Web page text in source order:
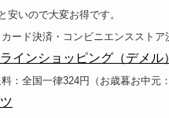
安いので大変お得です。
ード決済・コンビニエンススト
インショッピング（デメル）
：全国一律324円（お歳暮お中元